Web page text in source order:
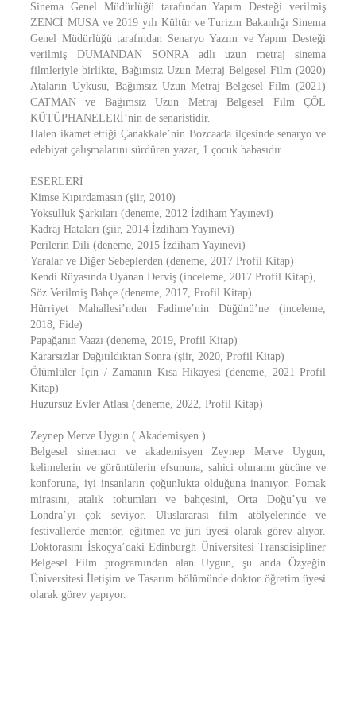
Sinema Genel Müdürlüğü tarafından Yapım Desteği verilmiş
ZENCİ MUSA ve 2019 yılı Kültür ve Turizm Bakanlığı Sinema
Genel Müdürlüğü tarafından Senaryo Yazım ve Yapım Desteği
verilmiş DUMANDAN SONRA adlı uzun metraj sinema
filmleriyle birlikte, Bağımsız Uzun Metraj Belgesel Film (2020)
Ataların Uykusu, Bağımsız Uzun Metraj Belgesel Film (2021)
CATMAN ve Bağımsız Uzun Metraj Belgesel Film ÇÖL
KÜTÜPHANELERİ’nin de senaristidir.
Halen ikamet ettiği Çanakkale’nin Bozcaada ilçesinde senaryo ve
edebiyat çalışmalarını sürdüren yazar, 1 çocuk babasıdır.
ESERLERİ
Kimse Kıpırdamasın (şiir, 2010)
Yoksulluk Şarkıları (deneme, 2012 İzdiham Yayınevi)
Kadraj Hataları (şiir, 2014 İzdiham Yayınevi)
Perilerin Dili (deneme, 2015 İzdiham Yayınevi)
Yaralar ve Diğer Sebeplerden (deneme, 2017 Profil Kitap)
Kendi Rüyasında Uyanan Derviş (inceleme, 2017 Profil Kitap),
Söz Verilmiş Bahçe (deneme, 2017, Profil Kitap)
Hürriyet Mahallesi’nden Fadime’nin Düğünü’ne (inceleme,
2018, Fide)
Papağanın Vaazı (deneme, 2019, Profil Kitap)
Kararsızlar Dağıtıldıktan Sonra (şiir, 2020, Profil Kitap)
Ölümlüler İçin / Zamanın Kısa Hikayesi (deneme, 2021 Profil
Kitap)
Huzursuz Evler Atlası (deneme, 2022, Profil Kitap)
Zeynep Merve Uygun ( Akademisyen )
Belgesel sinemacı ve akademisyen Zeynep Merve Uygun,
kelimelerin ve görüntülerin efsununa, sahici olmanın gücüne ve
konforuna, iyi insanların çoğunlukta olduğuna inanıyor. Pomak
mirasını, atalık tohumları ve bahçesini, Orta Doğu’yu ve
Londra’yı çok seviyor. Uluslararası film atölyelerinde ve
festivallerde mentör, eğitmen ve jüri üyesi olarak görev alıyor.
Doktorasını İskoçya’daki Edinburgh Üniversitesi Transdisipliner
Belgesel Film programından alan Uygun, şu anda Özyeğin
Üniversitesi İletişim ve Tasarım bölümünde doktor öğretim üyesi
olarak görev yapıyor.